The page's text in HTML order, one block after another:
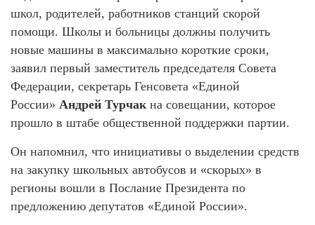
школ, родителей, работников станций скорой
помощи. Школы и больницы должны получить
новые машины в максимально короткие сроки,
заявил первый заместитель председателя Совета
Федерации, секретарь Генсовета «Единой
России» Андрей Турчак на совещании, которое
прошло в штабе общественной поддержки партии.
Он напомнил, что инициативы о выделении средств
на закупку школьных автобусов и «скорых» в
регионы вошли в Послание Президента по
предложению депутатов «Единой России».